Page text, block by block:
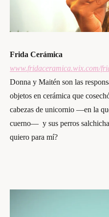
Frida Cerámica
www.fridaceramica.wix.com/
Donna y Maitén son las
objetos en cerámica que
cabezas de unicornio —en la
cuerno— y sus perros
quiero para mí?